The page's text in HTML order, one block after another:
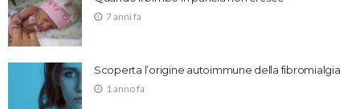
7 anni fa
Scoperta l’origine autoimmune della fibromialgia
1 anno fa